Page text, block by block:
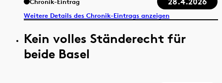
Weitere Details des Chronik-Eintrags anzeigen
Kein volles Ständerecht für
beide Basel